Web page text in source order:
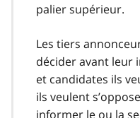
palier supérieur.
Les tiers
décider avant leur
et candidates ils
ils veulent
informer le ou la